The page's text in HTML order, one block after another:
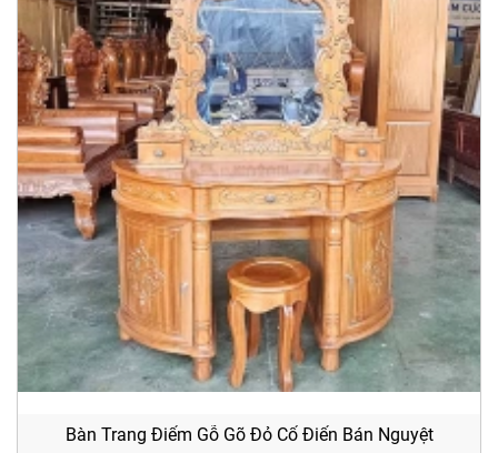
Bàn Trang Điểm Gỗ Gõ Đỏ Cổ Điển Bán Nguyệt